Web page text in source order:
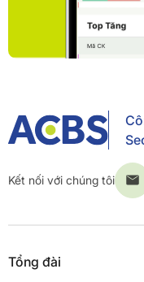
Kết nối với chúng tôi
Tổng đài